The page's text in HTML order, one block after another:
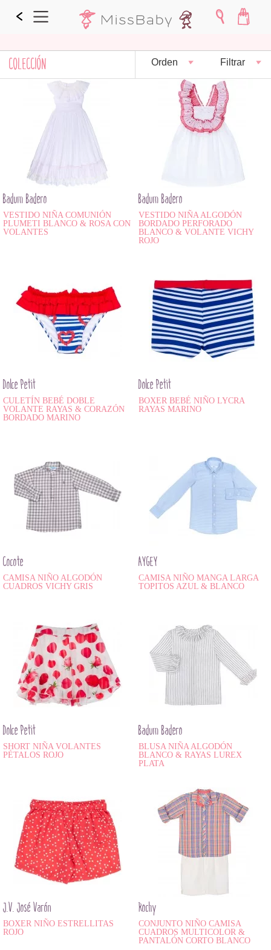
COLECCIÓN Orden Filtrar
Badum Badero
VESTIDO NIÑA COMUNIÓN
PLUMETI BLANCO & ROSA CON
VOLANTES
Badum Badero
VESTIDO NIÑA ALGODÓN
BORDADO PERFORADO
BLANCO & VOLANTE VICHY
ROJO
Dolce Petit
CULETÍN BEBÉ DOBLE
VOLANTE RAYAS & CORAZÓN
BORDADO MARINO
Dolce Petit
BOXER BEBÉ NIÑO LYCRA
RAYAS MARINO
Cocote
CAMISA NIÑO ALGODÓN
CUADROS VICHY GRIS
AYGEY
CAMISA NIÑO MANGA LARGA
TOPITOS AZUL & BLANCO
Dolce Petit
SHORT NIÑA VOLANTES
PÉTALOS ROJO
Badum Badero
BLUSA NIÑA ALGODÓN
BLANCO & RAYAS LUREX
PLATA
J.V. José Varón
BOXER NIÑO ESTRELLITAS
ROJO
Rochy
CONJUNTO NIÑO CAMISA
CUADROS MULTICOLOR &
PANTALÓN CORTO BLANCO